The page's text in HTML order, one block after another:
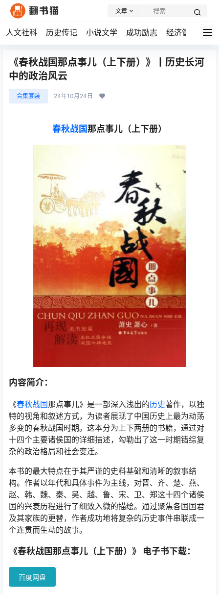
人文社科 历史传记 小说文学 成功励志 经济管理 学
文章
《春秋战国那点事儿（上下册）》丨历史长河
中的政治风云
合集套装 24年10月24日
春秋战国那点事儿（上下册）
内容简介：
《春秋战国那点事儿》是一部深入浅出的历史著作，以独
特的视角和叙述方式，为读者展现了中国历史上最为动荡
多变的春秋战国时期。这本分为上下两册的书籍，通过对
十四个主要诸侯国的详细描述，勾勒出了这一时期错综复
杂的政治格局和社会变迁。
本书的最大特点在于其严谨的史料基础和清晰的叙事结
构。作者以年代和具体事件为主线，对晋、齐、楚、燕、
赵、韩、魏、秦、吴、越、鲁、宋、卫、郑这十四个诸侯
国的兴衰历程进行了细致入微的描绘。通过聚焦各国国君
及其家族的更替，作者成功地将复杂的历史事件串联成一
个连贯而生动的故事。
《春秋战国那点事儿（上下册）》 电子书下载：
百度网盘